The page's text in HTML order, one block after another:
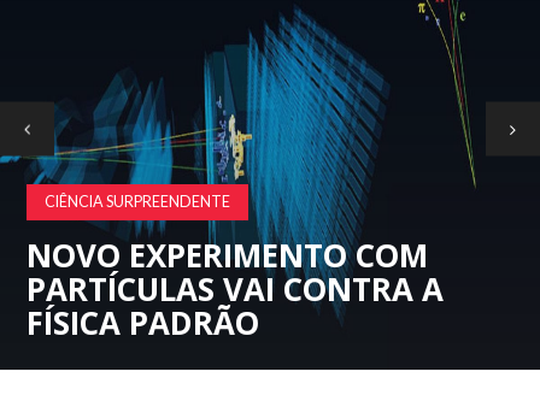
COMEÇA
COM
UM
ESTRONDO
CIÊNCIA SURPREENDENTE
NOVO EXPERIMENTO COM
PARTÍCULAS VAI CONTRA A
FÍSICA PADRÃO